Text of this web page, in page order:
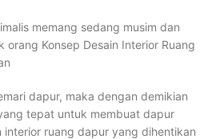
dapur, maka dengan demikian
tepat untuk membuat dapur
interior ruang dapur yang dihentikan